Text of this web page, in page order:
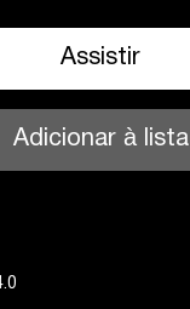
Assistir
Adicionar à lista